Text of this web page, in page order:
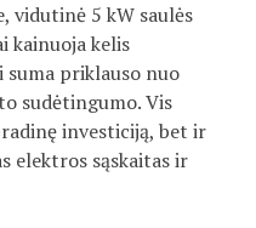
vidutinė 5 kW saulės
kainuoja kelis
priklauso nuo
sudėtingumo. Vis
investiciją, bet ir
elektros sąskaitas ir